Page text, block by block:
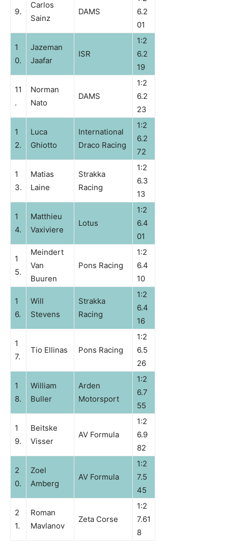
9.
Carlos
Sainz
DAMS
6.2
01
1
0.
Jazeman
Jaafar
ISR
1:2
6.2
19
11
.
Norman
Nato
DAMS
1:2
6.2
23
1
2.
Luca
Ghiotto
International
Draco Racing
1:2
6.2
72
1
3.
Matias
Laine
Strakka
Racing
1:2
6.3
13
1
4.
Matthieu
Vaxiviere
Lotus
1:2
6.4
01
1
5.
Meindert
Van
Buuren
Pons Racing
1:2
6.4
10
1
6.
Will
Stevens
Strakka
Racing
1:2
6.4
16
1
7.
Tio Ellinas Pons Racing
1:2
6.5
26
1
8.
William
Buller
Arden
Motorsport
1:2
6.7
55
1
9.
Beitske
Visser
AV Formula
1:2
6.9
82
2
0.
Zoel
Amberg
AV Formula
1:2
7.5
45
2
1.
Roman
Mavlanov
Zeta Corse
1:2
7.61
8